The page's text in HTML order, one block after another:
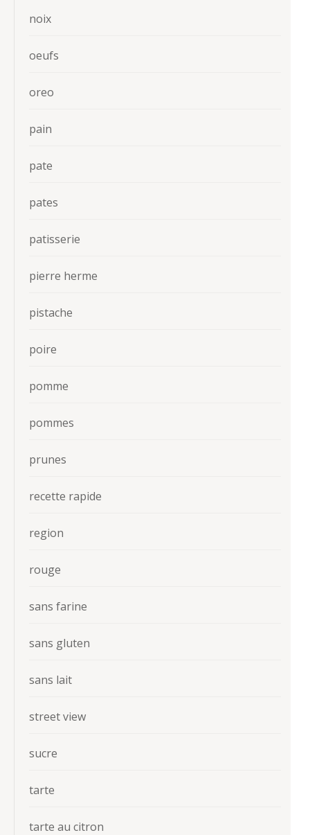
noix
oeufs
oreo
pain
pate
pates
patisserie
pierre herme
pistache
poire
pomme
pommes
prunes
recette rapide
region
rouge
sans farine
sans gluten
sans lait
street view
sucre
tarte
tarte au citron